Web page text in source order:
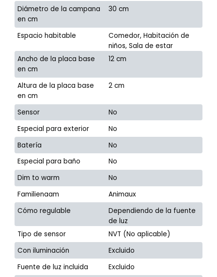
Diámetro de la campana
en cm
30 cm
Espacio habitable
Comedor, Habitación de
niños, Sala de estar
Ancho de la placa base
en cm
12 cm
Altura de la placa base
en cm
2 cm
Sensor
No
Especial para exterior
No
Batería
No
Especial para baño
No
Dim to warm
No
Familienaam
Animaux
Cómo regulable
Dependiendo de la fuente
de luz
Tipo de sensor
NVT (No aplicable)
Con iluminación
Excluido
Fuente de luz incluida
Excluido